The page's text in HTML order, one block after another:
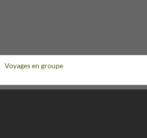
Voyages en groupe